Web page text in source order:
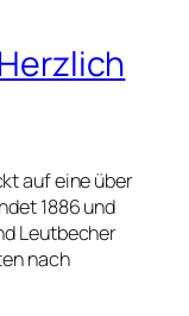
auf eine über
1886 und
Leutbecher
nach